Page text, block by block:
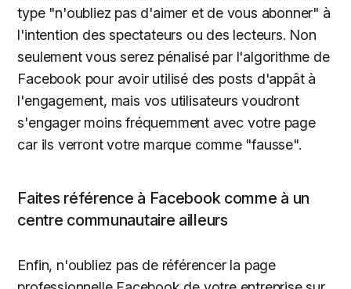
type "n'oubliez pas d'aimer et de vous abonner" à
l'intention des spectateurs ou des lecteurs. Non
seulement vous serez pénalisé par l'algorithme de
Facebook pour avoir utilisé des posts d'appât à
l'engagement, mais vos utilisateurs voudront
s'engager moins fréquemment avec votre page
car ils verront votre marque comme "fausse".
Faites référence à Facebook comme à un
centre communautaire ailleurs
Enfin, n'oubliez pas de référencer la page